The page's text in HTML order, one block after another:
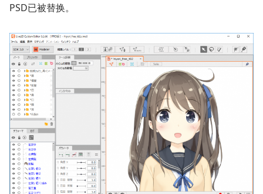
PSD已被替换。